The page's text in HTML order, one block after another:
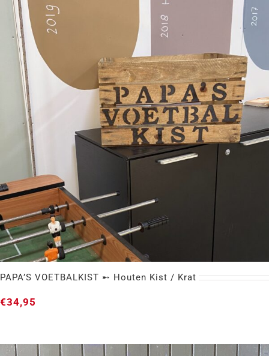
PAPA’S VOETBALKIST ➸ Houten Kist / Krat
€34,95